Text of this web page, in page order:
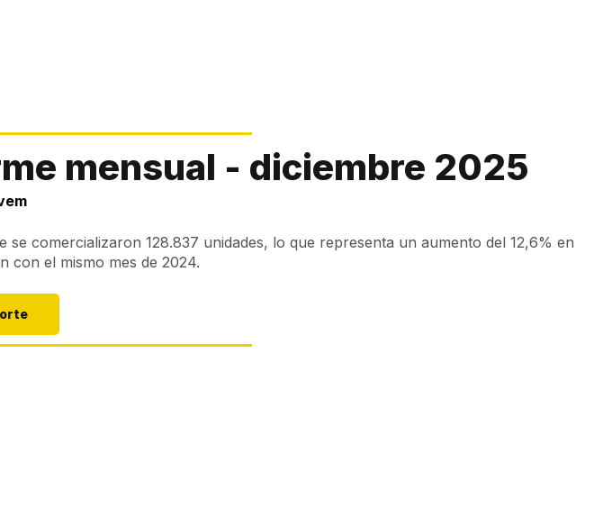
mensual - diciembre 2025
se comercializaron 128.837 unidades, lo que representa un aumento del 12,6% en
con el mismo mes de 2024.